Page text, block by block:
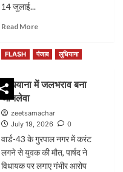
14 जुलाई...
Read MoreRead
about
कागजों
हुक्म,
पर
जीरो
FLASH पंजाब लुधियाना
लुधियाना में जलभराव बना
जानलेवा
zeetsamachar
July 19, 2026
0
वार्ड-43 के गुरपाल नगर में करंट
लगने से युवक की मौत, पार्षद ने
विधायक पर लगाए गंभीर आरोप